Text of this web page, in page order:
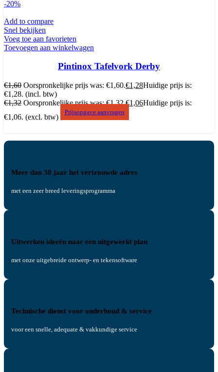
-20%
Add to compare
Snel bekijken
Voeg toe aan favorieten
Toevoegen aan winkelwagen
Pintinox Tafelvork Derby
€1,60 Oorspronkelijke prijs was: €1,60.€1,28Huidige prijs is:
€1,28. (incl. btw)
€1,32 Oorspronkelijke prijs was: €1,32.€1,06Huidige prijs is:
€1,06. (excl. btw)
Prijsopgave aanvragen
Meer dan 30 jaar het vertrouwde adres
met een zeer breed leveringsprogramma
Uitwerken ideeën naar een uitgewerkt plan
met onze uitgebreide ontwerp- en tekensoftware
Technische dienst voor onderhoud & service
voor een snelle, adequate & vakkundige service